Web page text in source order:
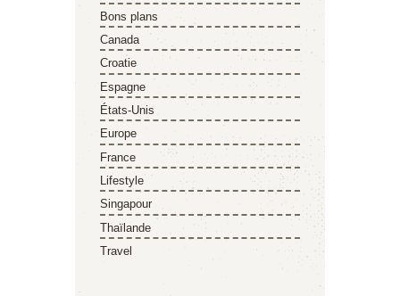
Bons plans
Canada
Croatie
Espagne
États-Unis
Europe
France
Lifestyle
Singapour
Thaïlande
Travel